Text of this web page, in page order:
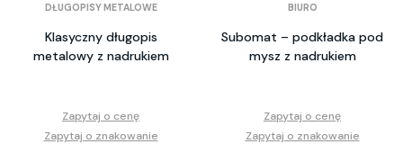
DŁUGOPISY METALOWE
Klasyczny długopis
metalowy z nadrukiem
Zapytaj o cenę
Zapytaj o znakowanie
BIURO
Subomat – podkładka pod
mysz z nadrukiem
Zapytaj o cenę
Zapytaj o znakowanie